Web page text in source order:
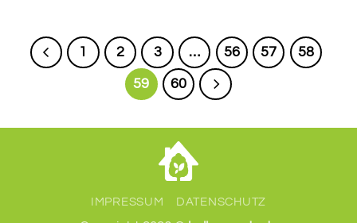
1 2 3 … 56 57 58
59 60
IMPRESSUM DATENSCHUTZ